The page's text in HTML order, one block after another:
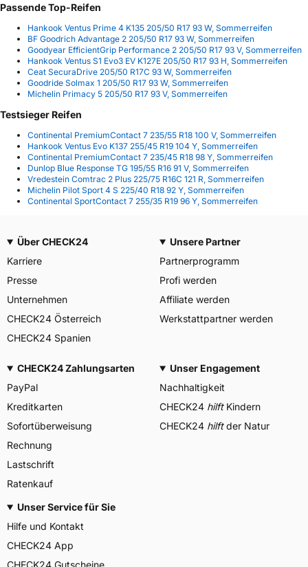
Passende Top-Reifen
Hankook Ventus Prime 4 K135 205/50 R17 93 W, Sommerreifen
BF Goodrich Advantage 2 205/50 R17 93 W, Sommerreifen
Goodyear EfficientGrip Performance 2 205/50 R17 93 V, Sommerreifen
Hankook Ventus S1 Evo3 EV K127E 205/50 R17 93 H, Sommerreifen
Ceat SecuraDrive 205/50 R17C 93 W, Sommerreifen
Goodride Solmax 1 205/50 R17 93 W, Sommerreifen
Michelin Primacy 5 205/50 R17 93 V, Sommerreifen
Testsieger Reifen
Continental PremiumContact 7 235/55 R18 100 V, Sommerreifen
Hankook Ventus Evo K137 255/45 R19 104 Y, Sommerreifen
Continental PremiumContact 7 235/45 R18 98 Y, Sommerreifen
Dunlop Blue Response TG 195/55 R16 91 V, Sommerreifen
Vredestein Comtrac 2 Plus 225/75 R16C 121 R, Sommerreifen
Michelin Pilot Sport 4 S 225/40 R18 92 Y, Sommerreifen
Continental SportContact 7 255/35 R19 96 Y, Sommerreifen
Über CHECK24
Karriere
Presse
Unternehmen
CHECK24 Österreich
CHECK24 Spanien
Unsere Partner
Partnerprogramm
Profi werden
Affiliate werden
Werkstattpartner werden
CHECK24 Zahlungsarten
PayPal
Kreditkarten
Sofortüberweisung
Rechnung
Lastschrift
Ratenkauf
Unser Engagement
Nachhaltigkeit
CHECK24 hilftKindern
CHECK24 hilftder Natur
Unser Service für Sie
Hilfe und Kontakt
CHECK24 App
CHECK24 Gutscheine